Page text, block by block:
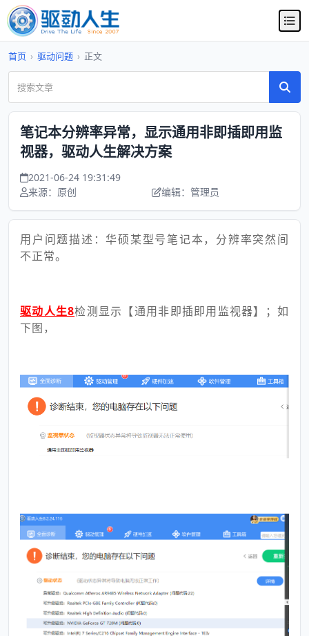
首页 › 驱动问题 › 正文
笔记本分辨率异常，显示通用非即插即用监
视器，驱动人生解决方案
2021-06-24 19:31:49
来源：原创
编辑：管理员
用户问题描述：华硕某型号笔记本，分辨率突然间
不正常。
驱动人生8检测显示【通用非即插即用监视器】；如
下图，